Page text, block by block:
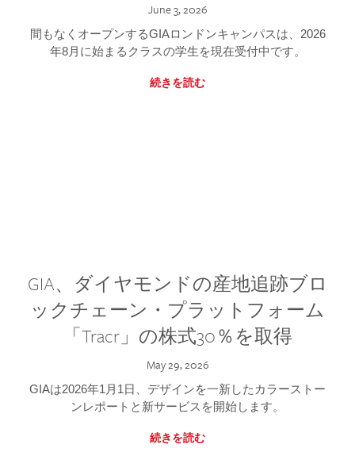
June 3, 2026
間もなくオープンするGIAロンドンキャンパスは、2026
年8月に始まるクラスの学生を現在受付中です。
続きを読む
GIA、ダイヤモンドの産地追跡ブロ
ックチェーン・プラットフォーム
「Tracr」の株式30％を取得
May 29, 2026
GIAは2026年1月1日、デザインを一新したカラーストー
ンレポートと新サービスを開始します。
続きを読む